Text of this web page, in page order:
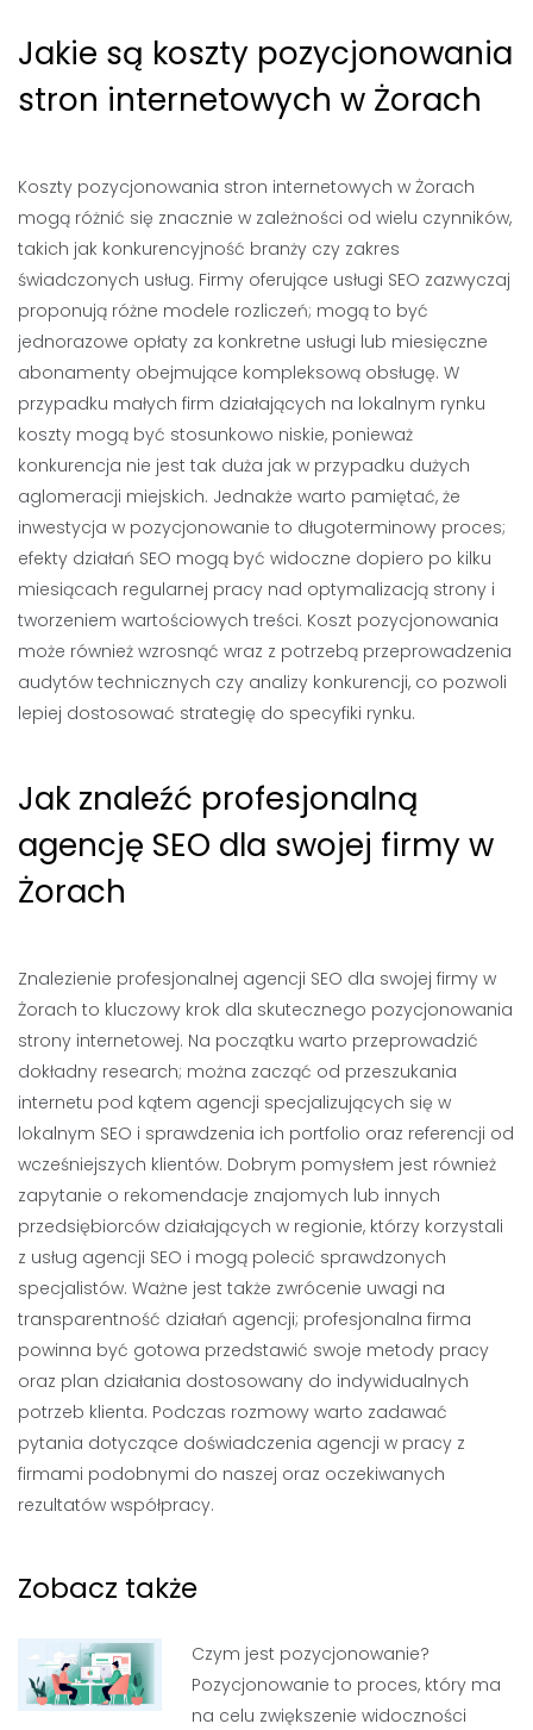
Jakie są koszty pozycjonowania
stron internetowych w Żorach
Koszty pozycjonowania stron internetowych w Żorach
mogą różnić się znacznie w zależności od wielu czynników,
takich jak konkurencyjność branży czy zakres
świadczonych usług. Firmy oferujące usługi SEO zazwyczaj
proponują różne modele rozliczeń; mogą to być
jednorazowe opłaty za konkretne usługi lub miesięczne
abonamenty obejmujące kompleksową obsługę. W
przypadku małych firm działających na lokalnym rynku
koszty mogą być stosunkowo niskie, ponieważ
konkurencja nie jest tak duża jak w przypadku dużych
aglomeracji miejskich. Jednakże warto pamiętać, że
inwestycja w pozycjonowanie to długoterminowy proces;
efekty działań SEO mogą być widoczne dopiero po kilku
miesiącach regularnej pracy nad optymalizacją strony i
tworzeniem wartościowych treści. Koszt pozycjonowania
może również wzrosnąć wraz z potrzebą przeprowadzenia
audytów technicznych czy analizy konkurencji, co pozwoli
lepiej dostosować strategię do specyfiki rynku.
Jak znaleźć profesjonalną
agencję SEO dla swojej firmy w
Żorach
Znalezienie profesjonalnej agencji SEO dla swojej firmy w
Żorach to kluczowy krok dla skutecznego pozycjonowania
strony internetowej. Na początku warto przeprowadzić
dokładny research; można zacząć od przeszukania
internetu pod kątem agencji specjalizujących się w
lokalnym SEO i sprawdzenia ich portfolio oraz referencji od
wcześniejszych klientów. Dobrym pomysłem jest również
zapytanie o rekomendacje znajomych lub innych
przedsiębiorców działających w regionie, którzy korzystali
z usług agencji SEO i mogą polecić sprawdzonych
specjalistów. Ważne jest także zwrócenie uwagi na
transparentność działań agencji; profesjonalna firma
powinna być gotowa przedstawić swoje metody pracy
oraz plan działania dostosowany do indywidualnych
potrzeb klienta. Podczas rozmowy warto zadawać
pytania dotyczące doświadczenia agencji w pracy z
firmami podobnymi do naszej oraz oczekiwanych
rezultatów współpracy.
Zobacz także
Czym jest pozycjonowanie?
Pozycjonowanie to proces, który ma
na celu zwiększenie widoczności